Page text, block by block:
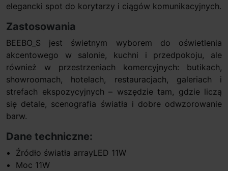
elegancki spot do korytarzy i ciągów komunikacyjnych.
Zastosowania
BEEBO_S jest świetnym wyborem do oświetlenia
akcentowego w salonie, kuchni i przedpokoju, ale
również w przestrzeniach komercyjnych: butikach,
showroomach, hotelach, restauracjach, galeriach i
strefach ekspozycyjnych – wszędzie tam, gdzie liczą
się detale, scenografia światła i dobre odwzorowanie
barw.
Dane techniczne:
Źródło światła arrayLED 11W
Moc 11W